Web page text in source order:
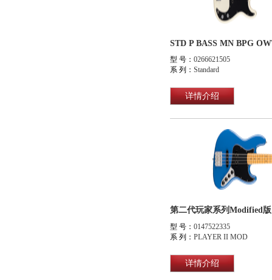
STD P BASS MN BPG
型 号： 0266621505
系 列： Standard
详情介绍
型 号： 0147522335
系 列： PLAYER II MOD
详情介绍